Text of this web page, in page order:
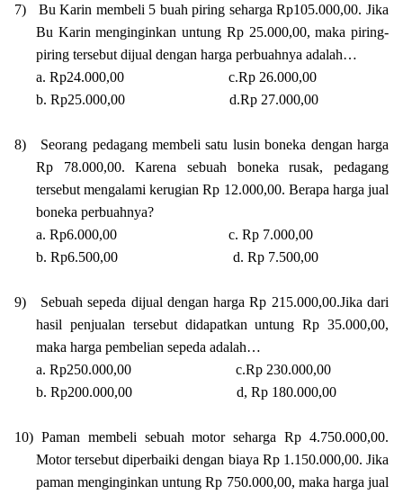
7)
Bu Karin membeli 5 buah piring seharga Rp105.000,00. Jika
Bu Karin menginginkan untung Rp 25.000,00, maka piring-
piring tersebut dijual dengan harga perbuahnya adalah…
a. Rp24.000,00 c.Rp 26.000,00
b. Rp25.000,00 d.Rp 27.000,00
8)
Seorang pedagang membeli satu lusin boneka dengan harga
Rp 78.000,00. Karena sebuah boneka rusak, pedagang
tersebut mengalami kerugian Rp 12.000,00. Berapa harga jual
boneka perbuahnya?
a. Rp6.000,00 c. Rp 7.000,00
b. Rp6.500,00 d. Rp 7.500,00
9)
Sebuah sepeda dijual dengan harga Rp 215.000,00.Jika dari
hasil penjualan tersebut didapatkan untung Rp 35.000,00,
maka harga pembelian sepeda adalah…
a. Rp250.000,00 c.Rp 230.000,00
b. Rp200.000,00 d, Rp 180.000,00
10) Paman membeli sebuah motor seharga Rp 4.750.000,00.
Motor tersebut diperbaiki dengan biaya Rp 1.150.000,00. Jika
paman menginginkan untung Rp 750.000,00, maka harga jual